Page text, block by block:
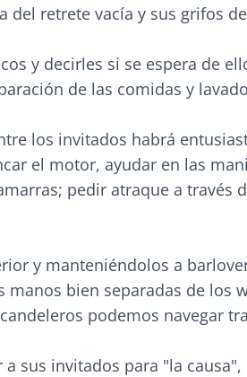
del retrete vacía y sus grifos
y decirles si se espera de
de las comidas y
los invitados habrá
el motor, ayudar en las
pedir atraque a través
y manteniéndolos a
manos bien separadas de los
podemos navegar
a sus invitados para "la